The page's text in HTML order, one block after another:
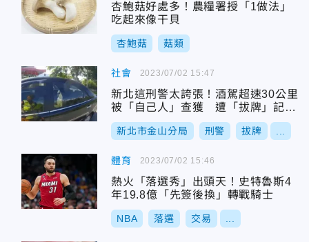
杏鮑菇好處多！農糧署授「1做法」
吃起來像干貝
杏鮑菇 菇類
社會
新北這刑警太誇張！酒駕超速30公里
被「自己人」查獲 遭「拔牌」記大
過調地重懲
新北市金山分局 刑警 拔牌
2023/07/02 15:47
體育
熱火「落選秀」出頭天！史特魯斯4
年19.8億「先簽後換」轉戰騎士
NBA 落選 交易
2023/07/02 15:46